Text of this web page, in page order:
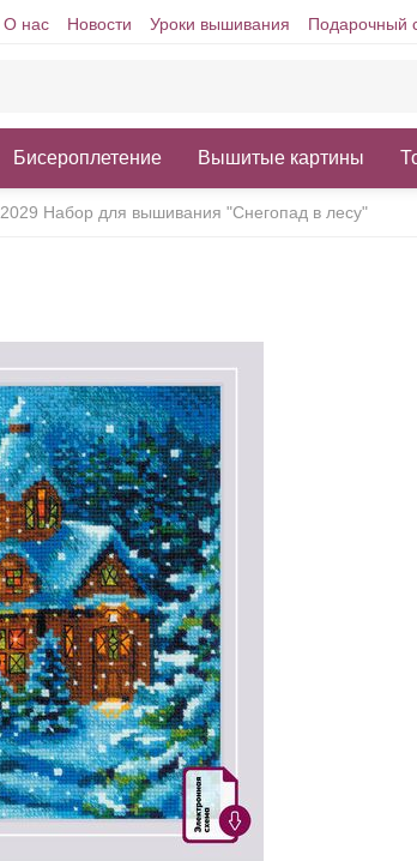
О нас Новости Уроки вышивания Подарочный
Бисероплетение Вышитые картины
2029 Набор для вышивания "Снегопад в лесу"